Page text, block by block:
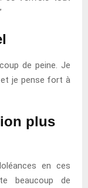
de peine. Je
je pense fort à
plus
en ces
beaucoup de